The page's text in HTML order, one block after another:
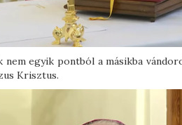
egyik pontból a másikba
Krisztus.